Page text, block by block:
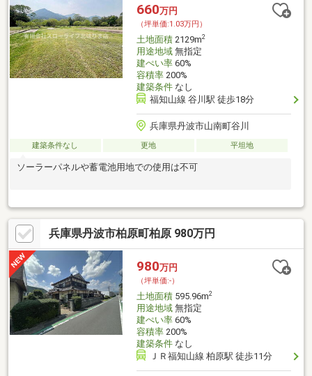
660万円
（坪単価:1.03万円）
土地面積2129m2
用途地域無指定
建ぺい率60%
容積率200%
建築条件なし
福知山線 谷川駅 徒歩18分
兵庫県丹波市山南町谷川
建築条件なし 更地 平坦地
ソーラーパネルや蓄電池用地での使用は不可
兵庫県丹波市柏原町柏原 980万円
980万円
（坪単価:-）
土地面積595.96m2
用途地域無指定
建ぺい率60%
容積率200%
建築条件なし
ＪＲ福知山線 柏原駅 徒歩11分